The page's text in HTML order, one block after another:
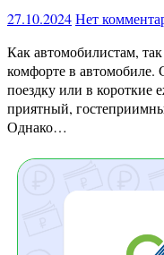
27.10.2024Нет
Как автомобилистам, так и пассажирам нельзя экономить на
комфорте в автомобиле.
поездку или в короткие
приятный,
Однако…